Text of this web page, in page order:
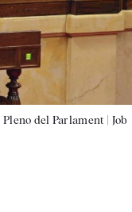
del Parlament | Job